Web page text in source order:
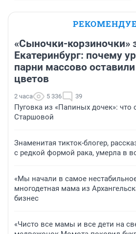
«Сыночки-корзиночки»
Екатеринбург: почему
парни массово
цветов
2 часа 5 336 39
Пуговка из «Папиных дочек»: что
Старшовой
Знаменитая тикток-блогер,
с редкой формой рака, умерла в
«Мы начали в самое
многодетная мама из
бизнес
«Чисто все мамы и все дети на